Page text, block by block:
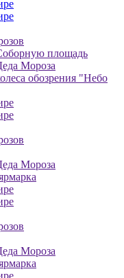
площадь
Мороза
обозрения "Небо
Мороза
Мороза